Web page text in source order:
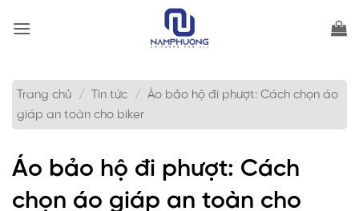
qua
Trang chủ / Tin tức /
Áo bảo hộ đi phượt: Cách chọn áo
giáp an toàn cho biker
Áo bảo hộ đi phượt: Cách
chọn áo giáp an toàn cho